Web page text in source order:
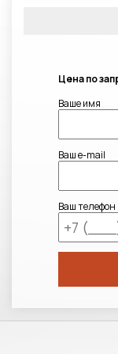
Цена по
Ваше имя
Ваш e-mail
Ваш телефон